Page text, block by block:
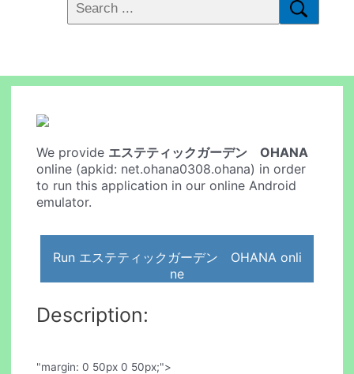
We provide エステティックガーデン OHANA
online (apkid: net.ohana0308.ohana) in order
to run this application in our online Android
emulator.
Run エステティックガーデン OHANA onli
ne
Description:
"margin: 0 50px 0 50px;">